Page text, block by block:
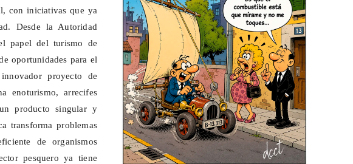
con iniciativas que ya
Desde la Autoridad
papel del turismo de
oportunidades para el
proyecto de
enoturismo, arrecifes
producto singular y
transforma problemas
de organismos
pesquero ya tiene